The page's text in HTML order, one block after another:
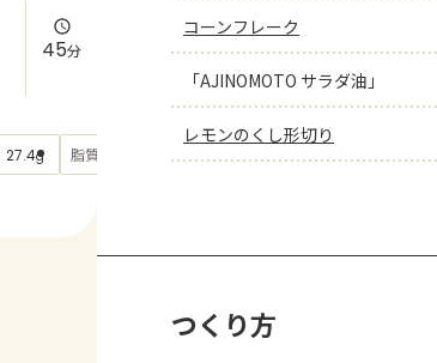
45分
27.4g 脂質 もっと見る
コーンフレーク
「AJINOMOTO サラダ油」
レモンのくし形切り
つくり方